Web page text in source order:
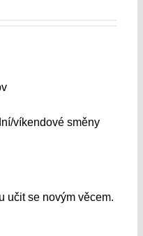
víkendové směny
učit se novým věcem.